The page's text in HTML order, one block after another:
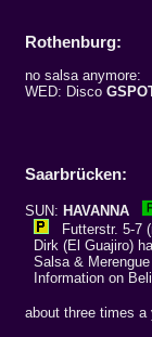
Rothenburg:
no salsa anymore:
WED: Disco
Saarbrücken:
SUN: HAVANNA
Futterstr. 5-7
Dirk (El Guajiro)
Salsa &
Information on
about three times a